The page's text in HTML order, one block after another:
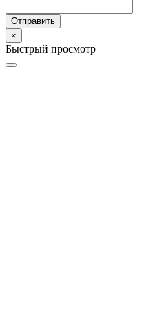
Отправить
×
Быстрый просмотр